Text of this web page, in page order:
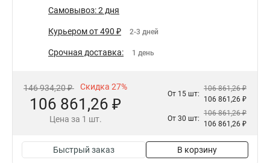
Самовывоз: 2 дня
Курьером от 490 ₽ 2-3 дней
Срочная доставка: 1 день
146 934,20 ₽ Скидка 27%
106 861,26 ₽
Цена за 1 шт.
От 15 шт:
106 861,26 ₽
106 861,26 ₽
От 30 шт:
106 861,26 ₽
106 861,26 ₽
Быстрый заказ В корзину